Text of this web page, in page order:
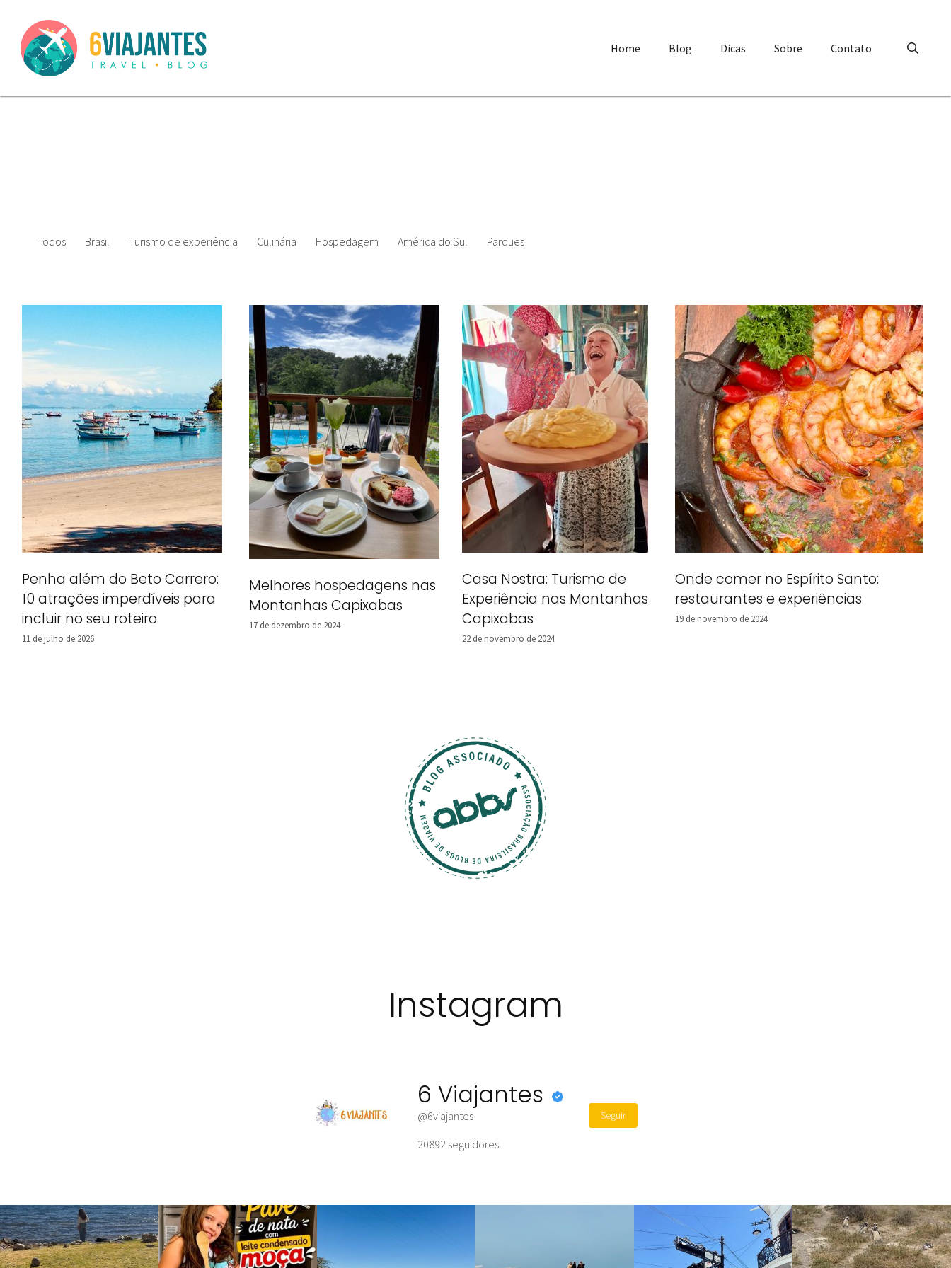
Home Blog Dicas Sobre Contato
Todos Brasil Turismo de experiência Culinária Hospedagem América do Sul Parques
Penha além do Beto Carrero:
10 atrações imperdíveis para
incluir no seu roteiro
11 de julho de 2026
Melhores hospedagens nas
Montanhas Capixabas
17 de dezembro de 2024
Casa Nostra: Turismo de
Experiência nas Montanhas
Capixabas
22 de novembro de 2024
Onde comer no Espírito Santo:
restaurantes e experiências
19 de novembro de 2024
Instagram
6 Viajantes
@6viajantes
20892 seguidores
Seguir